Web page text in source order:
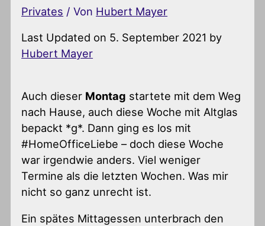
Privates / Von Hubert Mayer
Last Updated on 5. September 2021 by
Hubert Mayer
Auch dieser Montag startete mit dem Weg
nach Hause, auch diese Woche mit Altglas
bepackt *g*. Dann ging es los mit
#HomeOfficeLiebe – doch diese Woche
war irgendwie anders. Viel weniger
Termine als die letzten Wochen. Was mir
nicht so ganz unrecht ist.
Ein spätes Mittagessen unterbrach den